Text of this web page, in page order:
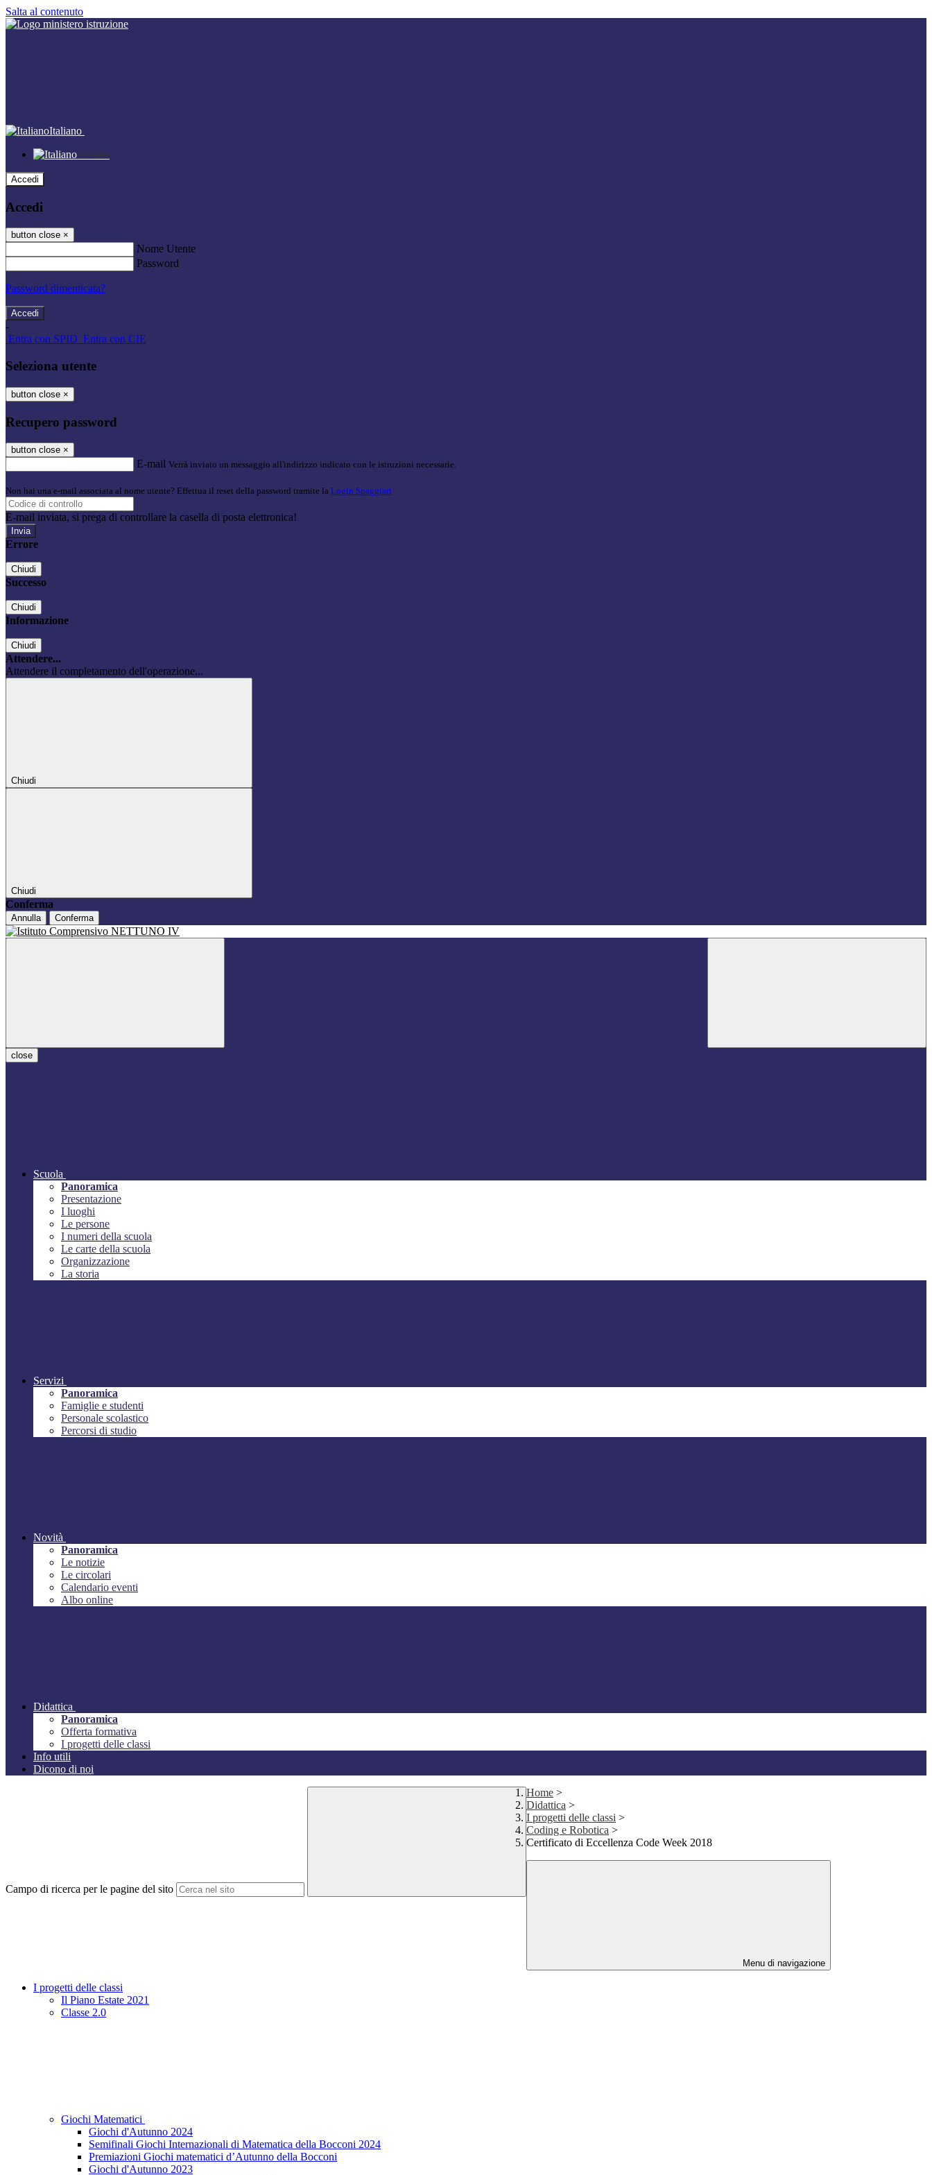
Salta al contenuto
Italiano
Italiano
Accedi
Accedi
button close ×
Nome Utente
Password
Password dimenticata?
-
Entra con SPID Entra con CIE
Seleziona utente
button close ×
Recupero password
button close ×
E-mail Verrà inviato un messaggio all'indirizzo indicato con le istruzioni necessarie.
Non hai una e-mail associata al nome utente? Effettua il reset della password tramite la Login Spaggiari
E-mail inviata, si prega di controllare la casella di posta elettronica!
Errore
Chiudi
Successo
Chiudi
Informazione
Chiudi
Attendere...
Attendere il completamento dell'operazione...
Chiudi
Chiudi
Conferma
Annulla Conferma
close
Scuola
Panoramica
Presentazione
I luoghi
Le persone
I numeri della scuola
Le carte della scuola
Organizzazione
La storia
Servizi
Panoramica
Famiglie e studenti
Personale scolastico
Percorsi di studio
Novità
Panoramica
Le notizie
Le circolari
Calendario eventi
Albo online
Didattica
Panoramica
Offerta formativa
I progetti delle classi
Info utili
Dicono di noi
Campo di ricerca per le pagine del sito
Home >
Didattica >
I progetti delle classi >
Coding e Robotica >
Certificato di Eccellenza Code Week 2018
Menu di navigazione
I progetti delle classi
Il Piano Estate 2021
Classe 2.0
Giochi Matematici
Giochi d'Autunno 2024
Semifinali Giochi Internazionali di Matematica della Bocconi 2024
Premiazioni Giochi matematici d’Autunno della Bocconi
Giochi d'Autunno 2023